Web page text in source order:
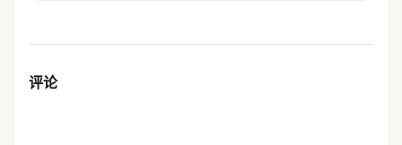
评论